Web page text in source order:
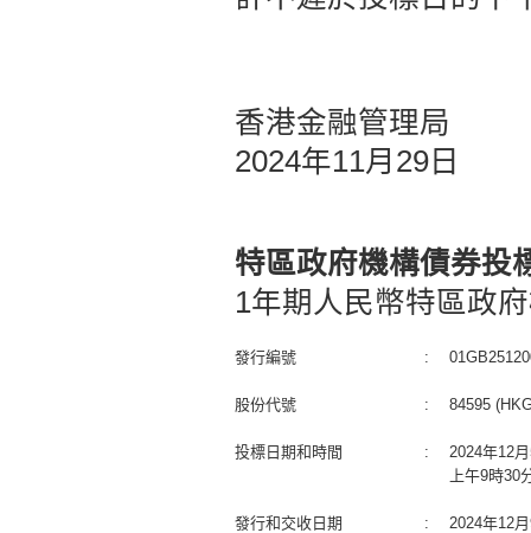
香港金融管理局
2024年11月29日
特區政府機構債券投
1年期人民幣特區政
發行編號 :
股份代號 : 84595
投標日期和時間 :
2024年12
上午9時30
發行和交收日期 : 2024年12